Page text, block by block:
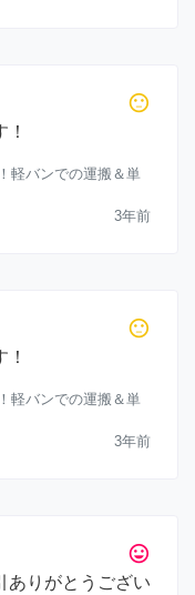
sentiment_neutral
軽バンでの運搬＆単
3年前
sentiment_neutral
軽バンでの運搬＆単
3年前
tag_faces
ありがとうござい